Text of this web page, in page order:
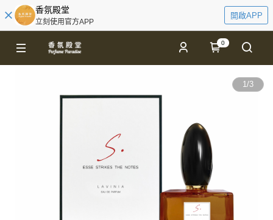
香氛殿堂
立刻使用官方APP
開啟APP
0
1/3